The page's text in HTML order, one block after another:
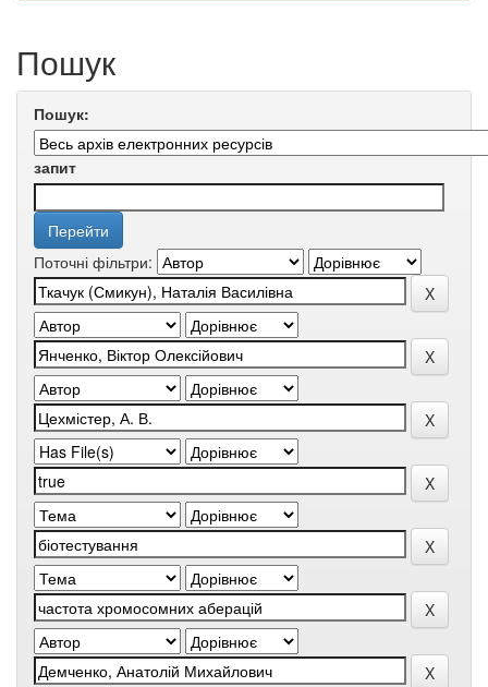
Пошук
Пошук:
запит
Поточні фільтри: